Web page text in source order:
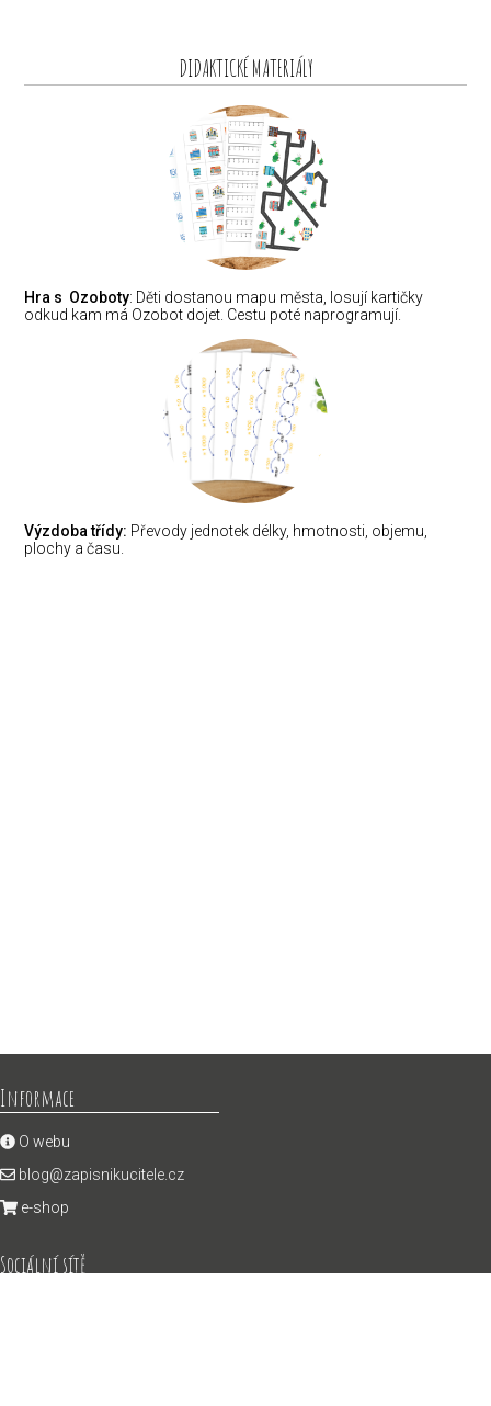
DIDAKTICKÉ MATERIÁLY
Hra s Ozoboty: Děti dostanou mapu města, losují kartičky
odkud kam má Ozobot dojet. Cestu poté naprogramují.
Výzdoba třídy: Převody jednotek délky, hmotnosti, objemu,
plochy a času.
Informace
O webu
blog@zapisnikucitele.cz
e-shop
Sociální sítě